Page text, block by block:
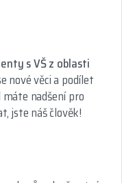
s VŠ z oblasti
nové věci a podílet
nadšení pro
jste náš člověk!